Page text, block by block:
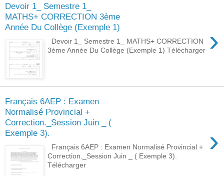
Devoir 1_ Semestre 1_
MATHS+ CORRECTION 3ème
Année Du Collège (Exemple 1)
›
Devoir 1_ Semestre 1_ MATHS+ CORRECTION
3ème Année Du Collège (Exemple 1) Télécharger
Français 6AEP : Examen
Normalisé Provincial +
Correction._Session Juin _ (
Exemple 3).
›
Français 6AEP : Examen Normalisé Provincial +
Correction._Session Juin _ ( Exemple 3).
Télécharger